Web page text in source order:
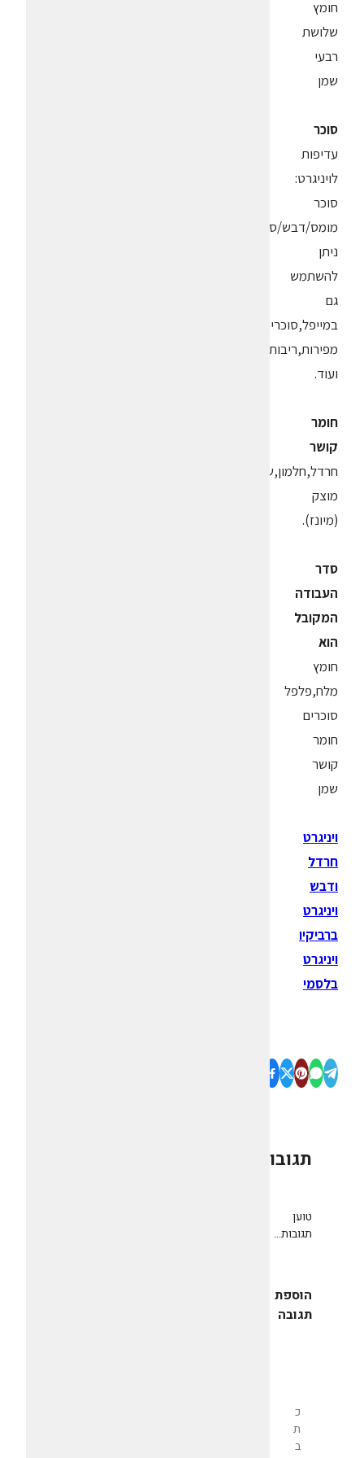
חומץ
שלושת
רבעי
שמן
סוכר
עדיפות
לויניגרט:
סוכר
מומס/דבש/סילאן.
ניתן
להשתמש
גם
במייפל,סוכרים
מפירות,ריבות
ועוד.
חומר
קושר
חרדל,חלמון,שומן
מוצק
(מיונז).
סדר
העבודה
המקובל
הוא
חומץ
מלח,פלפל
סוכרים
חומר
קושר
שמן
ויניגרט
חרדל
ודבש
ויניגרט
ברביקיו
ויניגרט
בלסמי
תגובות
טוען
תגובות...
הוספת
תגובה